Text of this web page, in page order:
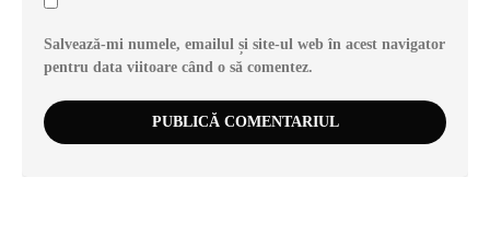
Salvează-mi numele, emailul și site-ul web în acest navigator
pentru data viitoare când o să comentez.